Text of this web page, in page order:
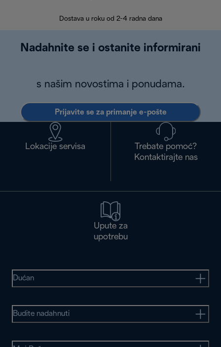
Dostava u roku od 2-4 radna dana
Nadahnite se i ostanite informirani
s našim novostima i ponudama.
Prijavite se za primanje e-pošte
Lokacije servisa
Trebate pomoć?
Kontaktirajte nas
Upute za
upotrebu
Dućan
Budite nadahnuti